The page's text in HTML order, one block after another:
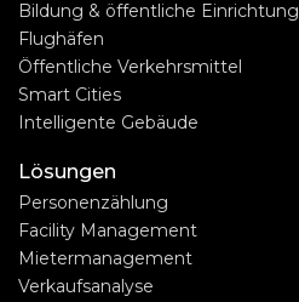
Bildung & öffentliche
Flughäfen
Öffentliche Verkehrsmittel
Smart Cities
Intelligente Gebäude
Lösungen
Personenzählung
Facility Management
Mietermanagement
Verkaufsanalyse